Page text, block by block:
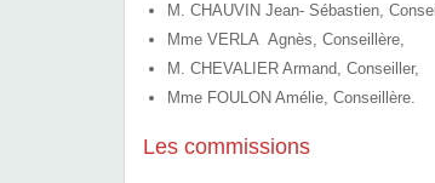
M. CHAUVIN Jean- Sébastien,
Mme VERLA Agnès, Conseillère,
M. CHEVALIER Armand, Conseiller,
Mme FOULON Amélie, Conseillère.
Les commissions